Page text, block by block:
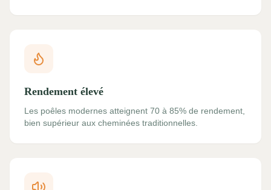
Rendement élevé
Les poêles modernes atteignent 70 à 85% de rendement,
bien supérieur aux cheminées traditionnelles.